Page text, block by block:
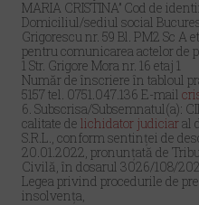
MARIA CRISTINA” Cod de
Domiciliul/sediul social
Grigorescu nr. 59 Bl. PM2 Sc A
pentru comunicarea actelor de
1 Str. Grigore Mora nr. 16 etaj 1
Număr de înscriere în tabloul
5157 tel. 0751.047.136 E-mail
6. Subscrisa/Subsemnatul(a): CII
calitate de lichidator judiciaral
S.R.L., conform sentinţei de
20.01.2022, pronunţată de
Civilă, în dosarul 3026/108/
Legea privind procedurile de
insolvenţa,